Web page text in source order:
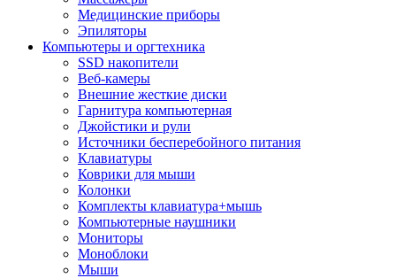
Медицинские приборы
Эпиляторы
Компьютеры и оргтехника
SSD накопители
Веб-камеры
Внешние жесткие диски
Гарнитура компьютерная
Джойстики и рули
Источники бесперебойного питания
Клавиатуры
Коврики для мыши
Колонки
Комплекты клавиатура+мышь
Компьютерные наушники
Мониторы
Моноблоки
Мыши